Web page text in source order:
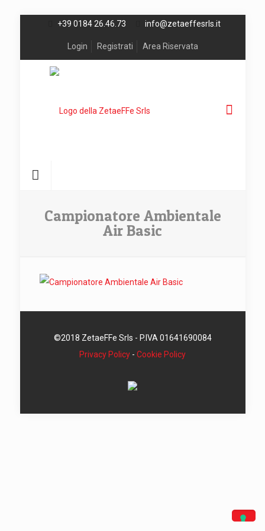
+39 0184 26.46.73 info@zetaeffesrls.it
Login Registrati Area Riservata
Campionatore Ambientale
Air Basic
©2018 ZetaeFFe Srls - P.IVA 01641690084
Privacy Policy - Cookie Policy